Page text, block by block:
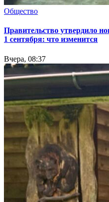
Общество
Правительство утвердило
1 сентября: что изменится
Вчера, 08:37